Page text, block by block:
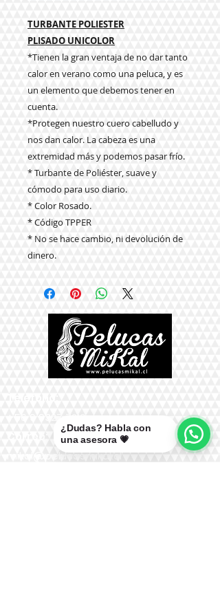
TURBANTE POLIESTER
PLISADO UNICOLOR
*Tienen la gran ventaja de no dar tanto
calor en verano como una peluca, y es
un elemento que debemos tener en
cuenta.
*Protegen nuestro cuero cabelludo y
nos dan calor. La cabeza es una
extremidad más y podemos pasar frío.
* Turbante de Poliéster, suave y
cómodo para uso diario.
* Color Rosado.
* Código TPPER
* No se hace cambio, ni devolución de
dinero.
mikal@pelucasmikal.cl
¿Dudas? Habla con
una asesora 💗